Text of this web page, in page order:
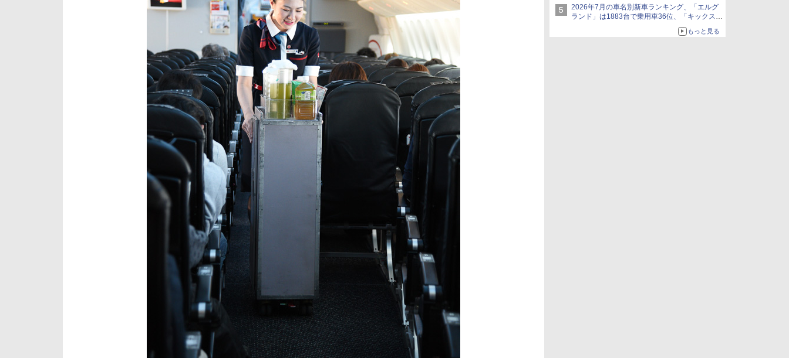
2026年7月の車名別新車ランキング、「エルグ
ランド」は1883台で乗用車36位、「キックス」
もっと見る